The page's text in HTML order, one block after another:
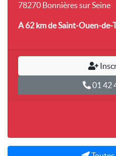
78270 Bonnières sur Seine
A 62 kmde Saint-Ouen-de-
01 42